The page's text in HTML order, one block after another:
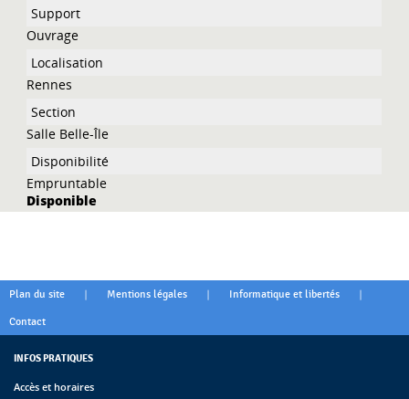
Ouvrage
Rennes
Salle Belle-Île
Empruntable
Disponible
Plan du site | Mentions légales | Informatique et libertés |
Contact
INFOS PRATIQUES
Accès et horaires